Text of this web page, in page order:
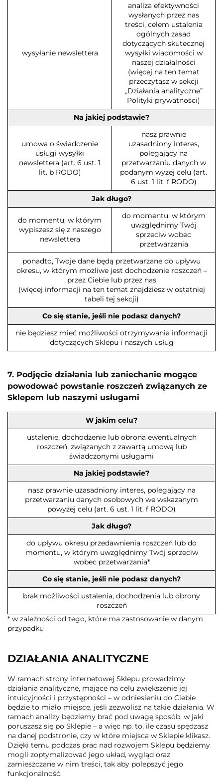
wysyłanie newslettera
analiza efektywności
wysłanych przez nas
treści, celem ustalenia
ogólnych zasad
dotyczących skutecznej
wysyłki wiadomości w
naszej działalności
(więcej na ten temat
przeczytasz w sekcji
„Działania analityczne”
Polityki prywatności)
Na jakiej podstawie?
umowa o świadczenie
usługi wysyłki
newslettera (art. 6 ust. 1
lit. b RODO)
nasz prawnie
uzasadniony interes,
polegający na
przetwarzaniu danych w
podanym wyżej celu (art.
6 ust. 1 lit. f RODO)
Jak długo?
do momentu, w którym
wypiszesz się z naszego
newslettera
do momentu, w którym
uwzględnimy Twój
sprzeciw wobec
przetwarzania
ponadto, Twoje dane będą przetwarzane do upływu
okresu, w którym możliwe jest dochodzenie roszczeń –
przez Ciebie lub przez nas
(więcej informacji na ten temat znajdziesz w ostatniej
tabeli tej sekcji)
Co się stanie, jeśli nie podasz danych?
nie będziesz mieć możliwości otrzymywania informacji
dotyczących Sklepu i naszych usług
7. Podjęcie działania lub zaniechanie mogące
powodować powstanie roszczeń związanych ze
Sklepem lub naszymi usługami
W jakim celu?
ustalenie, dochodzenie lub obrona ewentualnych
roszczeń, związanych z zawartą umową lub
świadczonymi usługami
Na jakiej podstawie?
nasz prawnie uzasadniony interes, polegający na
przetwarzaniu danych osobowych we wskazanym
powyżej celu (art. 6 ust. 1 lit. f RODO)
Jak długo?
do upływu okresu przedawnienia roszczeń lub do
momentu, w którym uwzględnimy Twój sprzeciw
wobec przetwarzania*
Co się stanie, jeśli nie podasz danych?
brak możliwości ustalenia, dochodzenia lub obrony
roszczeń
* w zależności od tego, które ma zastosowanie w danym
przypadku
DZIAŁANIA ANALITYCZNE
W ramach strony internetowej Sklepu prowadzimy
działania analityczne, mające na celu zwiększenie jej
intuicyjności i przystępności – w odniesieniu do Ciebie
będzie to miało miejsce, jeśli zezwolisz na takie działania. W
ramach analizy będziemy brać pod uwagę sposób, w jaki
poruszasz się po Sklepie – a więc np. to, ile czasu spędzasz
na danej podstronie, czy w które miejsca w Sklepie klikasz.
Dzięki temu podczas prac nad rozwojem Sklepu będziemy
mogli zoptymalizować jego układ, wygląd oraz
zamieszczane w nim treści, tak aby polepszyć jego
funkcjonalność.